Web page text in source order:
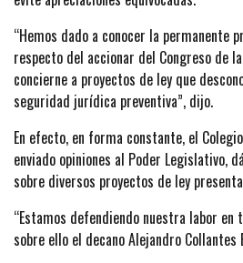
“Hemos dado a conocer la permanente
respecto del accionar del Congreso de
concierne a proyectos de ley que
seguridad jurídica preventiva”, dijo.
En efecto, en forma constante, el
enviado opiniones al Poder Legislativo,
sobre diversos proyectos de ley
“Estamos defendiendo nuestra labor
sobre ello el decano Alejandro Collantes